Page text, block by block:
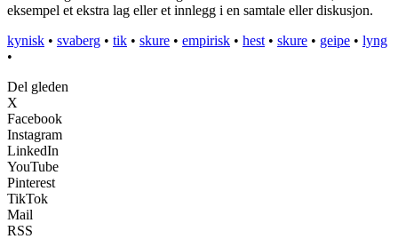
eksempel et ekstra lag eller et innlegg i en samtale eller diskusjon.
kynisk • svaberg • tik • skure • empirisk • hest • skure • geipe • lyng
•
Del gleden
X
Facebook
Instagram
LinkedIn
YouTube
Pinterest
TikTok
Mail
RSS